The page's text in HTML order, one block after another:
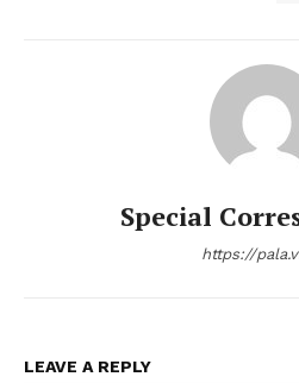
Special
https://
LEAVE A REPLY